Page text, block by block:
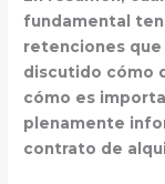
fundamental
retenciones
discutido cómo
cómo es
plenamente
contrato de